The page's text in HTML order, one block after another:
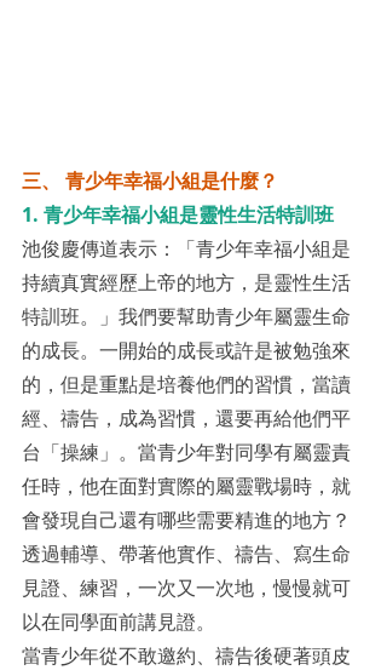
三、 青少年幸福小組是什麼？
1. 青少年幸福小組是靈性生活特訓班
池俊慶傳道表示：「青少年幸福小組是
持續真實經歷上帝的地方，是靈性生活
特訓班。」我們要幫助青少年屬靈生命
的成長。一開始的成長或許是被勉強來
的，但是重點是培養他們的習慣，當讀
經、禱告，成為習慣，還要再給他們平
台「操練」。當青少年對同學有屬靈責
任時，他在面對實際的屬靈戰場時，就
會發現自己還有哪些需要精進的地方？
透過輔導、帶著他實作、禱告、寫生命
見證、練習，一次又一次地，慢慢就可
以在同學面前講見證。
當青少年從不敢邀約、禱告後硬著頭皮